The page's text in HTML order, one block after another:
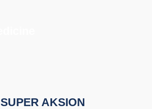
SUPER AKSION